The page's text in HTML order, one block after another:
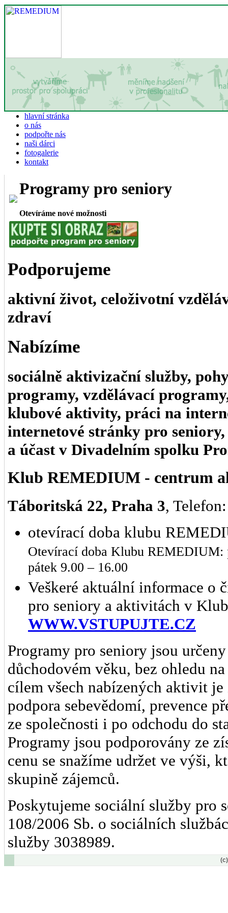
hlavní stránka
o nás
podpořte nás
naši dárci
fotogalerie
kontakt
Programy pro seniory
Otevíráme nové možnosti
Podporujeme
aktivní život, celoživotní
zdraví
Nabízíme
sociálně aktivizační služby,
programy, vzdělávací
klubové aktivity, práci na
internetové stránky pro
a účast v Divadelním spolku
Klub REMEDIUM - centrum
Táboritská 22, Praha 3,
otevírací doba klubu
Otevírací doba Klubu REMEDIUM:
pátek 9.00 – 16.00
Veškeré aktuální informace o
pro seniory a aktivitách v
WWW.VSTUPUJTE.CZ
Programy pro seniory jsou
důchodovém věku, bez ohledu
cílem všech nabízených aktivit
podpora sebevědomí, prevence
ze společnosti i po odchodu do
Programy jsou podporovány ze
cenu se snažíme udržet ve výši,
skupině zájemců.
Poskytujeme sociální služby pro
108/2006 Sb. o sociálních
služby 3038989.